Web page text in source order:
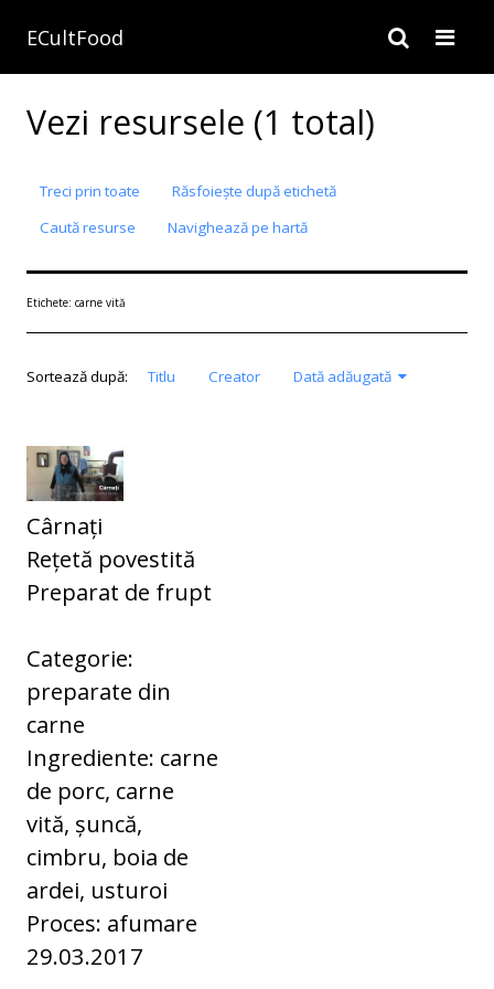
ECultFood
Vezi resursele (1 total)
Treci prin toate
Răsfoiește după etichetă
Caută resurse
Navighează pe hartă
Etichete: carne vită
Sortează după: Titlu Creator Dată adăugată
Cârnați
Rețetă povestită
Preparat de frupt
Categorie:
preparate din
carne
Ingrediente: carne
de porc, carne
vită, șuncă,
cimbru, boia de
ardei, usturoi
Proces: afumare
29.03.2017